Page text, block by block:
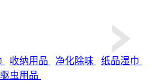
收纳用品 净化除味
纸品湿巾
驱虫用品